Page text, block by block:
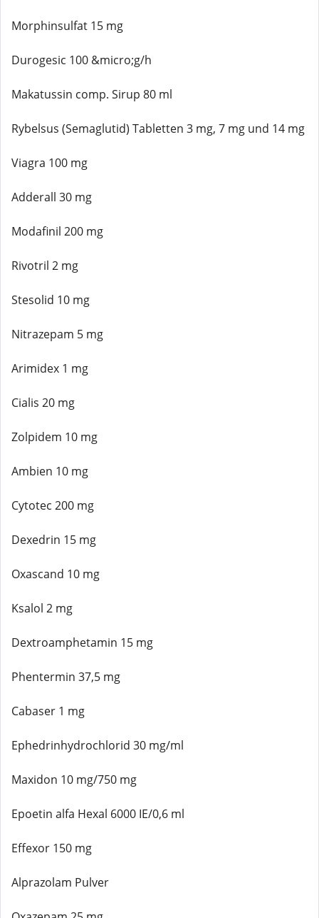
Morphinsulfat 15 mg
Durogesic 100 &micro;g/h
Makatussin comp. Sirup 80 ml
Rybelsus (Semaglutid) Tabletten 3 mg, 7 mg und 14 mg
Viagra 100 mg
Adderall 30 mg
Modafinil 200 mg
Rivotril 2 mg
Stesolid 10 mg
Nitrazepam 5 mg
Arimidex 1 mg
Cialis 20 mg
Zolpidem 10 mg
Ambien 10 mg
Cytotec 200 mg
Dexedrin 15 mg
Oxascand 10 mg
Ksalol 2 mg
Dextroamphetamin 15 mg
Phentermin 37,5 mg
Cabaser 1 mg
Ephedrinhydrochlorid 30 mg/ml
Maxidon 10 mg/750 mg
Epoetin alfa Hexal 6000 IE/0,6 ml
Effexor 150 mg
Alprazolam Pulver